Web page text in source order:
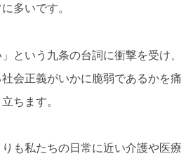
多いです。
という九条の台詞に衝撃を受け、
会正義がいかに脆弱であるかを痛
ちます。
も私たちの日常に近い介護や医療